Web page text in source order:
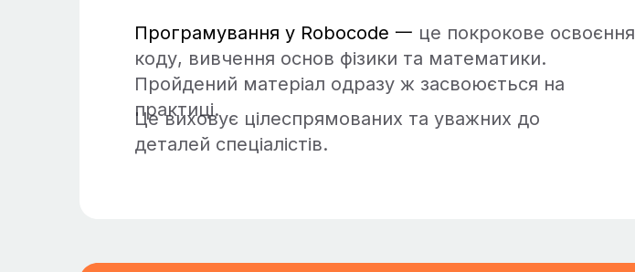
Програмування у Robocode 一 це покрокове освоєння
коду, вивчення основ фізики та математики.
Пройдений матеріал одразу ж засвоюється на
практиці.
Це виховує цілеспрямованих та уважних до
деталей спеціалістів.